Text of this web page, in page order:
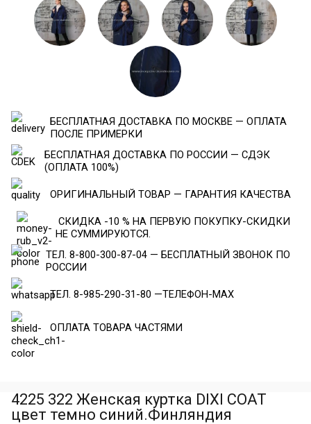
БЕСПЛАТНАЯ ДОСТАВКА ПО МОСКВЕ — ОПЛАТА
ПОСЛЕ ПРИМЕРКИ
БЕСПЛАТНАЯ ДОСТАВКА ПО РОССИИ — СДЭК
(ОПЛАТА 100%)
ОРИГИНАЛЬНЫЙ ТОВАР — ГАРАНТИЯ КАЧЕСТВА
СКИДКА -10 % НА ПЕРВУЮ ПОКУПКУ-СКИДКИ
НЕ СУММИРУЮТСЯ.
ТЕЛ. 8-800-300-87-04 — БЕСПЛАТНЫЙ ЗВОНОК ПО
РОССИИ
ТЕЛ. 8-985-290-31-80 —ТЕЛЕФОН-МАХ
ОПЛАТА ТОВАРА ЧАСТЯМИ
4225 322 Женская куртка DIXI COAT
цвет темно синий.Финляндия